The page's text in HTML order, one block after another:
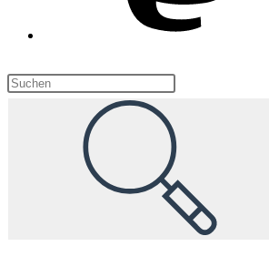
Diese
durchsuchen